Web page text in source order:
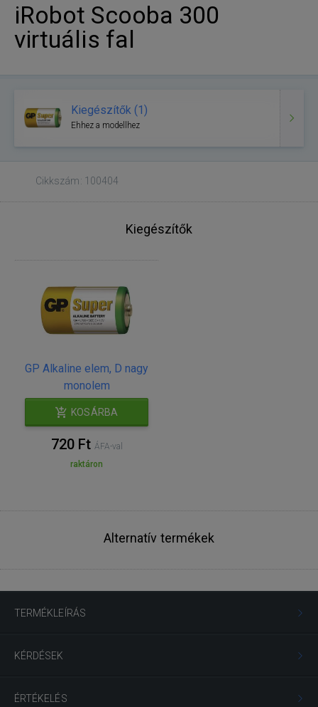
iRobot Scooba 300
virtuális fal
Kiegészítők (1)
Ehhez a modellhez
Cikkszám: 100404
Kiegészítők
GP Alkaline elem, D nagy
monolem
KOSÁRBA
720 Ft ÁFA-val
raktáron
Alternatív termékek
TERMÉKLEÍRÁS
KÉRDÉSEK
ÉRTÉKELÉS